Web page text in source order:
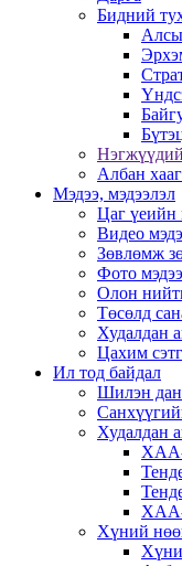
Бидний
Албан
Мэдээ, мэдээлэл
Цаг үеийн
Видео
Зөвлөмж
Фото мэдээ
Олон
Төсөлд
Худалдан
Цахим
Ил тод байдал
Шилэн
Худалдан
ХАА-
ХАА-
Хүний